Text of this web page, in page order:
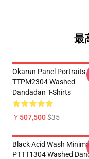
最
Okarun Panel Portraits
TTPM2304 Washed
Dandadan T-Shirts
￥507,500$35
Black Acid Wash
PTTT1304 Washed